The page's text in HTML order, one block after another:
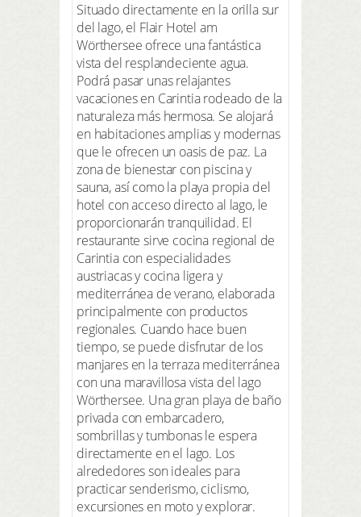
Situado directamente en la orilla sur
del lago, el Flair Hotel am
Wörthersee ofrece una fantástica
vista del resplandeciente agua.
Podrá pasar unas relajantes
vacaciones en Carintia rodeado de la
naturaleza más hermosa. Se alojará
en habitaciones amplias y modernas
que le ofrecen un oasis de paz. La
zona de bienestar con piscina y
sauna, así como la playa propia del
hotel con acceso directo al lago, le
proporcionarán tranquilidad. El
restaurante sirve cocina regional de
Carintia con especialidades
austriacas y cocina ligera y
mediterránea de verano, elaborada
principalmente con productos
regionales. Cuando hace buen
tiempo, se puede disfrutar de los
manjares en la terraza mediterránea
con una maravillosa vista del lago
Wörthersee. Una gran playa de baño
privada con embarcadero,
sombrillas y tumbonas le espera
directamente en el lago. Los
alrededores son ideales para
practicar senderismo, ciclismo,
excursiones en moto y explorar.